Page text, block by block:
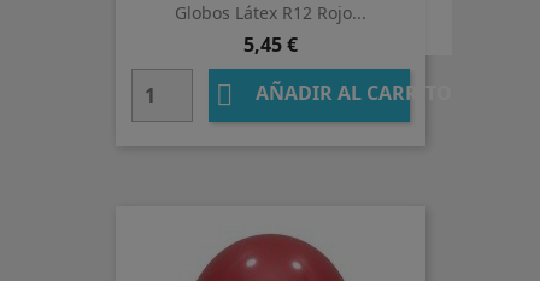
Globos Látex R12 Rojo...
Precio
5,45 €
 AÑADIR AL CARRITO